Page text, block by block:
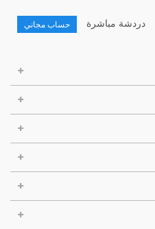
دردشة مباشرة حساب مجاني